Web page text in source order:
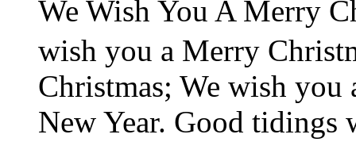
We Wish You A Merry
wish you a Merry
Christmas; We wish you
New Year. Good